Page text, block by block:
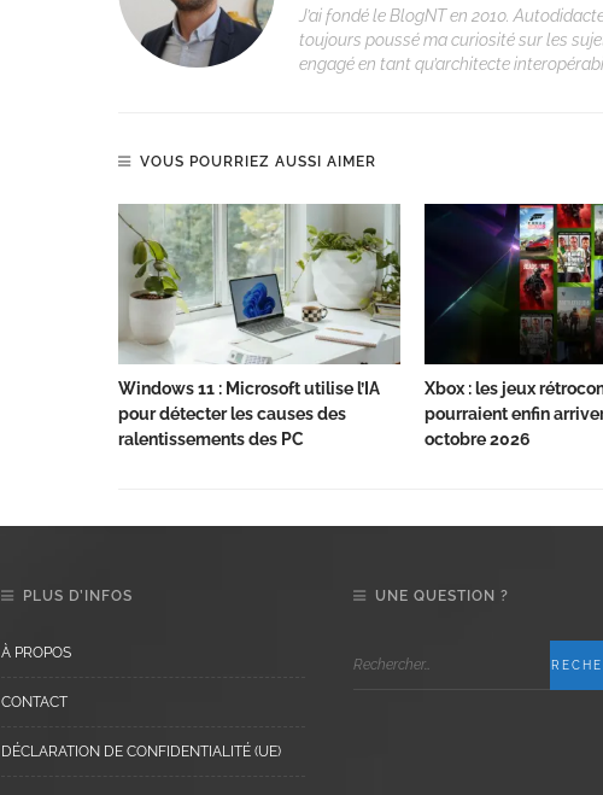
J’ai fondé le BlogNT en 2010.
toujours poussé ma curiosité sur les
engagé en tant qu’architecte
VOUS POURRIEZ AUSSI AIMER
Windows 11 : Microsoft utilise l’IA
pour détecter les causes des
ralentissements des PC
Xbox : les jeux
pourraient enfin
octobre 2026
PLUS D’INFOS
À PROPOS
CONTACT
DÉCLARATION DE CONFIDENTIALITÉ (UE)
UNE QUESTION ?